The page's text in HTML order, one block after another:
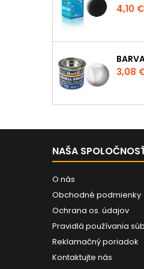
Cena
4,10 €
Cena
3,08
NAŠA
O nás
Obchodné podmienky
Ochrana os. údajov
Pravidlá používania
Reklamačný poriadok
Kontaktujte nás